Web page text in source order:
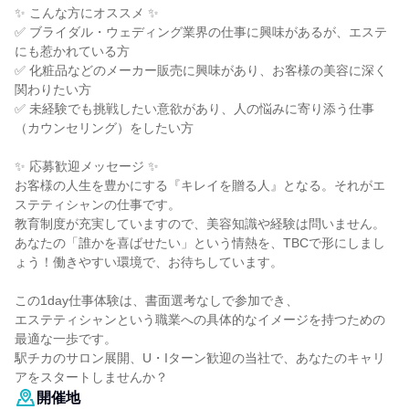
✨ こんな方にオススメ ✨
✅ ブライダル・ウェディング業界の仕事に興味があるが、エステ
にも惹かれている方
✅ 化粧品などのメーカー販売に興味があり、お客様の美容に深く
関わりたい方
✅ 未経験でも挑戦したい意欲があり、人の悩みに寄り添う仕事
（カウンセリング）をしたい方
✨ 応募歓迎メッセージ ✨
お客様の人生を豊かにする『キレイを贈る人』となる。それがエ
ステティシャンの仕事です。
教育制度が充実していますので、美容知識や経験は問いません。
あなたの「誰かを喜ばせたい」という情熱を、TBCで形にしまし
ょう！働きやすい環境で、お待ちしています。
この1day仕事体験は、書面選考なしで参加でき、
エステティシャンという職業への具体的なイメージを持つための
最適な一歩です。
駅チカのサロン展開、U・Iターン歓迎の当社で、あなたのキャリ
アをスタートしませんか？
開催地